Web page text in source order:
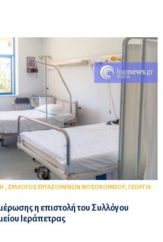
, ΣΥΛΛΟΓΟΣ ΕΡΓΑΖΟΜΕΝΩΝ ΝΟΣΟΚΟΜΕΙΟΥ, ΓΕΩΡΓΙΑ
η επιστολή του Συλλόγου
Ιεράπετρας